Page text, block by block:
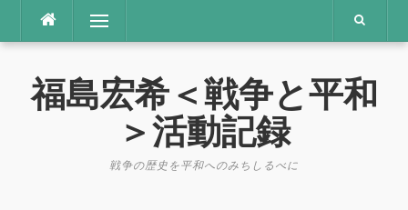
テ
メニュー
福島宏希＜戦争と平和
＞活動記録
戦争の歴史を平和へのみちしるべに